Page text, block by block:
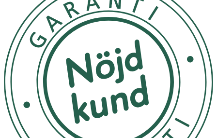
OK för gravida och ammande: